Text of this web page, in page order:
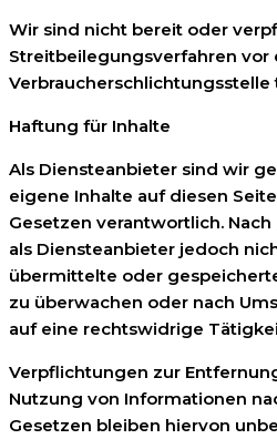
Wir sind nicht bereit oder
Streitbeilegungsverfahren vor
Haftung für Inhalte
Als Diensteanbieter sind wir
eigene Inhalte auf diesen
Gesetzen verantwortlich. Nach
als Diensteanbieter jedoch
übermittelte oder
zu überwachen oder nach
auf eine rechtswidrige
Verpflichtungen zur
Nutzung von Informationen
Gesetzen bleiben hiervon